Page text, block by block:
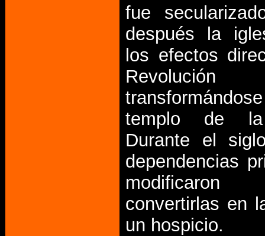
fue
después la
los efectos
Revolución
templo de
Durante el
dependencias
convertirlas en
un hospicio.